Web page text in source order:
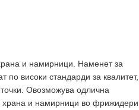
и намирници. Наменет за
по високи стандарди за квалитет,
Овозможува одлична
храна и намирници во фрижидери